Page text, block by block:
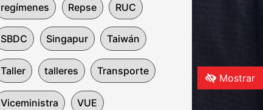
Mostrar
regímenes Repse RUC
SBDC Singapur Taiwán
Taller talleres Transporte
Viceministra VUE